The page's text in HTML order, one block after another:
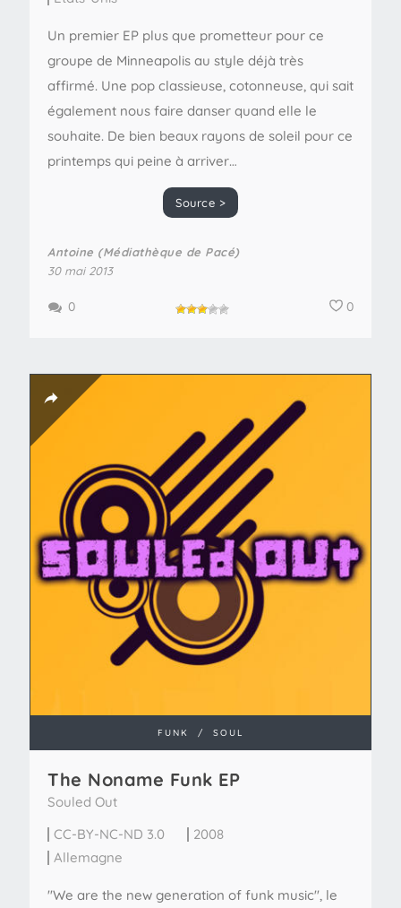
Un premier EP plus que prometteur pour ce
groupe de Minneapolis au style déjà très
affirmé. Une pop classieuse, cotonneuse, qui sait
également nous faire danser quand elle le
souhaite. De bien beaux rayons de soleil pour ce
printemps qui peine à arriver…
Source >
Antoine (Médiathèque de Pacé)
30 mai 2013
0
0
FUNK / SOUL
The Noname Funk EP
Souled Out
CC-BY-NC-ND 3.0
2008
Allemagne
"We are the new generation of funk music", le